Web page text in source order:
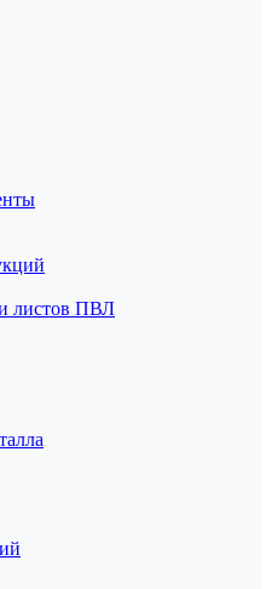
листов ПВЛ